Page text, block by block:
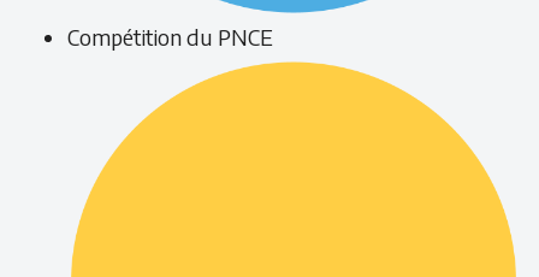
Compétition du PNCE